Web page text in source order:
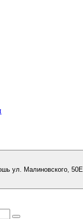
ул. Малиновского, 50Е